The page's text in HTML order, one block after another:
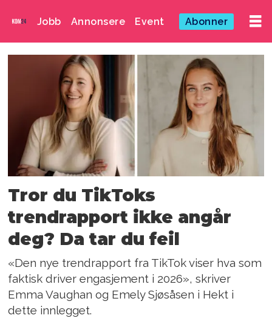
Jobb Annonsere Event Abonner
Emne:
autentisitet
Tror du TikToks
trendrapport ikke angår
deg? Da tar du feil
«Den nye trendrapport fra TikTok viser hva som
faktisk driver engasjement i 2026», skriver
Emma Vaughan og Emely Sjøsåsen i Hekt i
dette innlegget.